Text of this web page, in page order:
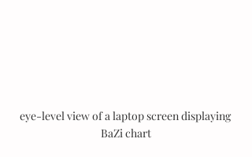
eye-level view of a laptop screen displaying
BaZi chart